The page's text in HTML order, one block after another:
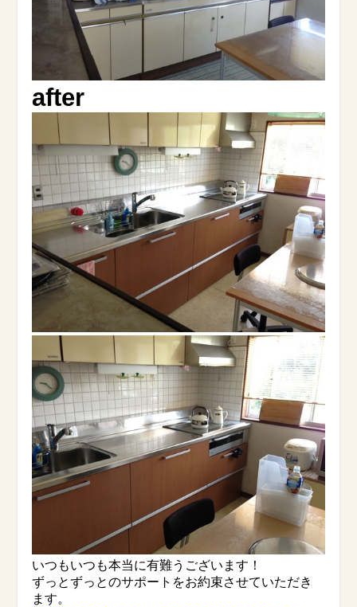
after
いつもいつも本当に有難うございます！
ずっとずっとのサポートをお約束させていただき
ます。